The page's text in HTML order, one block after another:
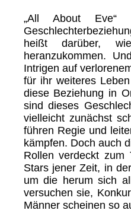
„All About
heißt darüber,
heranzukommen.
Intrigen auf
für ihr weiteres
diese Beziehung in
sind dieses
vielleicht zunächst
führen Regie und
kämpfen. Doch auch
Rollen verdeckt
Stars jener Zeit, in
um die herum sich
versuchen sie,
Männer scheinen so